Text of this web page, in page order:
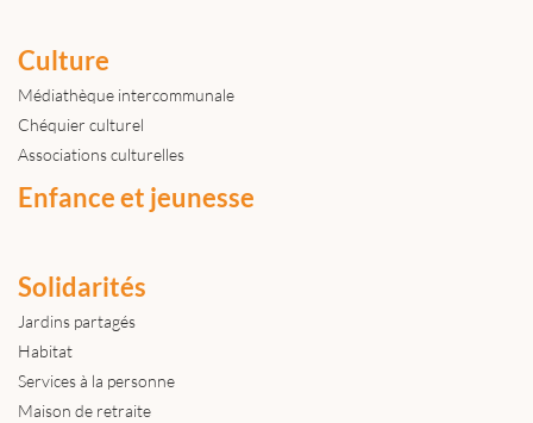
Culture
Médiathèque intercommunale
Chéquier culturel
Associations culturelles
Enfance et jeunesse
Solidarités
Jardins partagés
Habitat
Services à la personne
Maison de retraite